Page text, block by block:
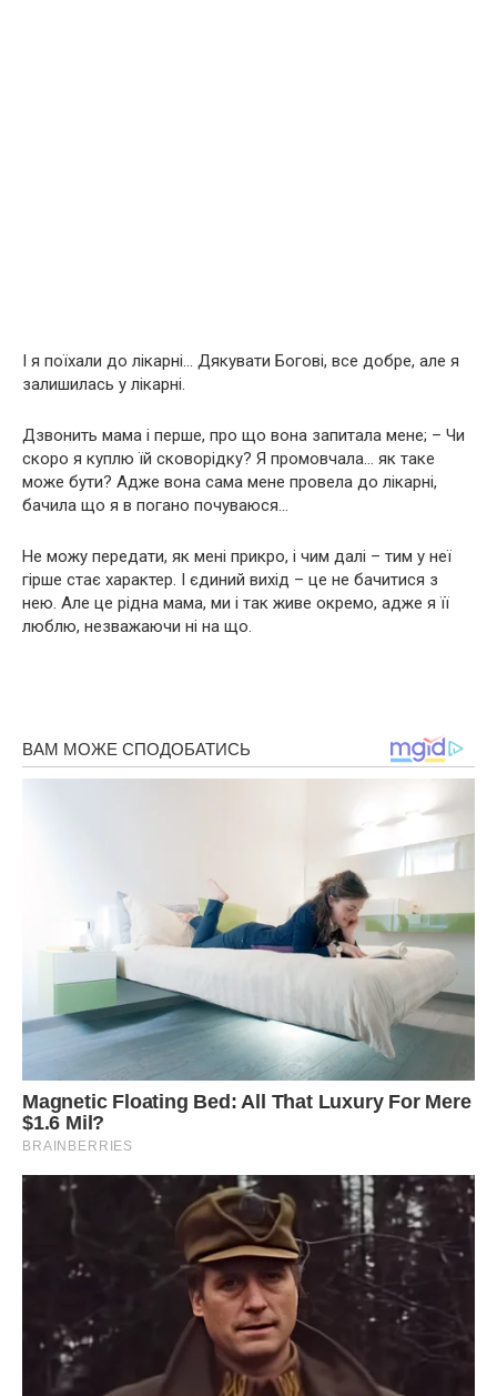
І я поїхали до лікарні… Дякувати Богові, все добре, але я
залишилась у лікарні.
Дзвонить мама і перше, про що вона запитала мене; – Чи
скоро я куплю їй сковорідку? Я промовчала… як таке
може бути? Адже вона сама мене провела до лікарні,
бачила що я в погано почуваюся…
Не можу передати, як мені прикро, і чим далі – тим у неї
гірше стає характер. І єдиний вихід – це не бачитися з
нею. Але це рідна мама, ми і так живе окремо, адже я її
люблю, незважаючи ні на що.